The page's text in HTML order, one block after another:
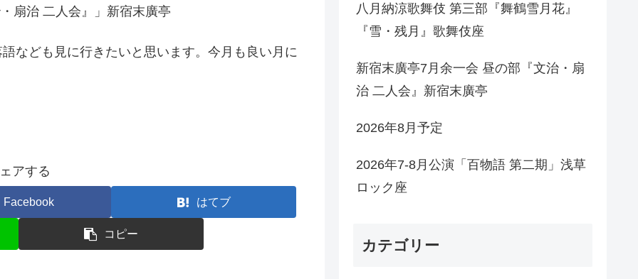
扇治 二人会』」新宿末廣亭
なども見に行きたいと思います。今月も良い月に
アする
Facebook はてブ
コピー
八月納涼歌舞伎 第三部『舞鶴雪月花』
『雪・残月』歌舞伎座
新宿末廣亭7月余一会 昼の部『文治・扇
治 二人会』新宿末廣亭
2026年8月予定
2026年7-8月公演「百物語 第二期」浅草
ロック座
カテゴリー